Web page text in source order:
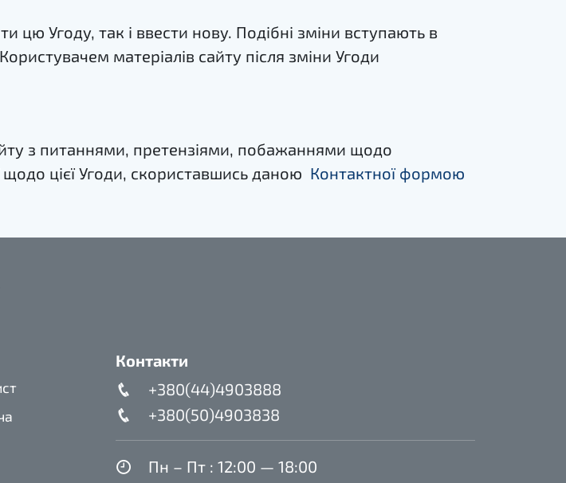
цю Угоду, так і ввести нову. Подібні зміни вступають в
матеріалів сайту після зміни Угоди
з питаннями, претензіями, побажаннями щодо
цієї Угоди, скориставшись даною Контактної формою
Контакти
+380(44)4903888
+380(50)4903838
Пн – Пт : 12:00 — 18:00